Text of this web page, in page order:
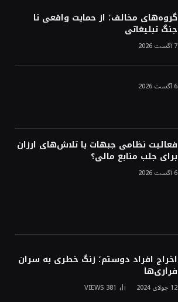
گروه‌های مخالف؛ از حمایت واقعی تا
جنگ تبلیغاتی
7 آگست 2026
6 آگست 2026
فعالیت نظامی جبهات یا تلاش‌های ارزان
برای جلب منابع مالی؟
6 آگست 2026
اخراج افراد دوستم؛ زنگ خطری به سران
فراری‌ها
12 جولای 2024 381
VIEWS